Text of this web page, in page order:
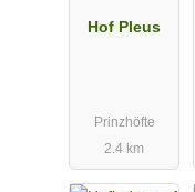
Hof Pleus
Prinzhöfte
2.4 km